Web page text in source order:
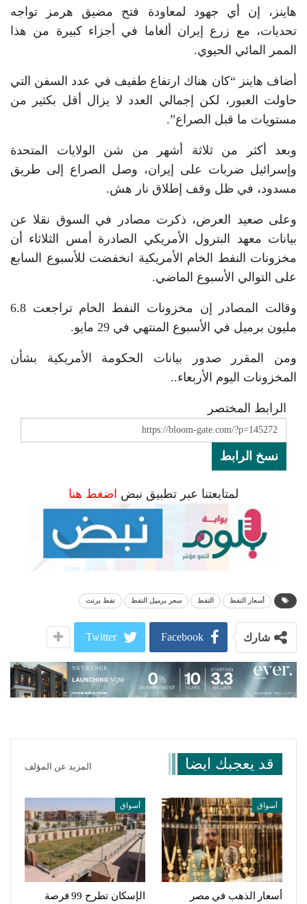
هاينز، إن ‌أي ⁠جهود لمعاودة فتح مضيق هرمز تواجه
تحديات، مع زرع إيران ألغاما في أجزاء كبيرة من هذا
الممر المائي الحيوي.
أضاف هاينز “كان هناك ارتفاع طفيف في عدد السفن التي
حاولت العبور، لكن إجمالي العدد لا يزال أقل بكثير من
مستويات ما ⁠قبل الصراع”.
وبعد أكثر من ثلاثة أشهر من شن الولايات المتحدة
وإسرائيل ضربات على إيران، وصل الصراع إلى طريق
مسدود، في ظل وقف إطلاق نار هش.
وعلى صعيد العرض، ⁠ذكرت مصادر في السوق نقلا عن
بيانات معهد البترول الأمريكي الصادرة أمس الثلاثاء أن
مخزونات النفط الخام الأمريكية انخفضت للأسبوع السابع
على التوالي الأسبوع ⁠الماضي.
وقالت المصادر إن مخزونات النفط الخام تراجعت 6.8
مليون برميل في الأسبوع المنتهي في 29 مايو.
ومن المقرر صدور بيانات الحكومة الأمريكية بشأن
المخزونات اليوم الأربعاء..
الرابط المختصر
نسخ الرابط
لمتابعتنا عبر تطبيق نبض اضغط هنا
أسعار النفط النفط سعر برميل النفط نفط برنت
شارك Facebook
Twitter
قد يعجبك ايضا المزيد عن المؤلف
أسواق
أسعار الذهب في مصر
أسواق
الإسكان تطرح 99 فرصة